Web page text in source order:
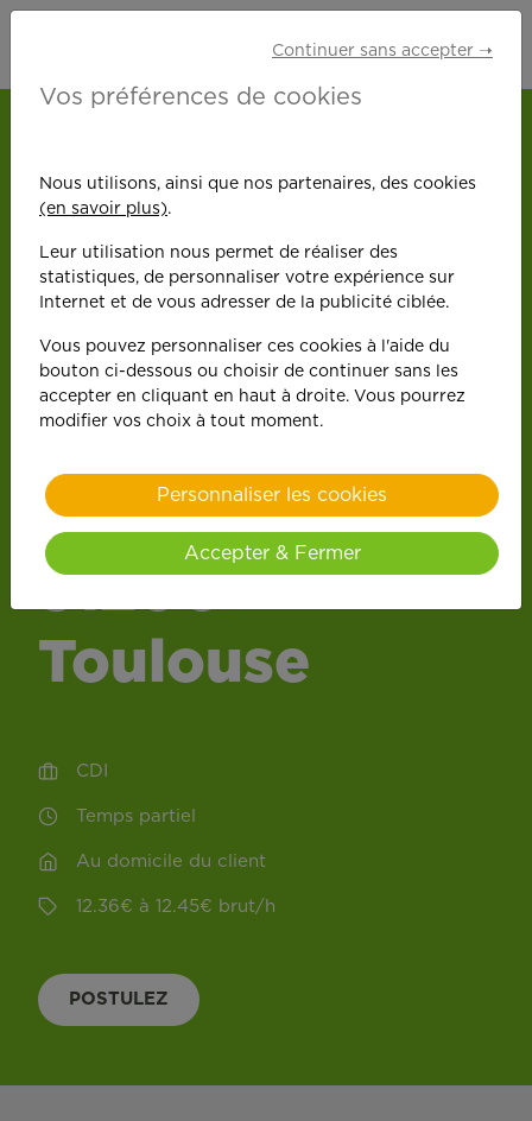
Retour
Assistant
ménager
Secteur
31200
Toulouse
Toulouse
CDI
Temps partiel
Au domicile du client
12.36€ à 12.45€ brut/ h
POSTULEZ
Continuer sans accepter ➝
Vos préférences de cookies
Nous utilisons, ainsi que nos partenaires, des cookies
(en savoir plus).
Leur utilisation nous permet de réaliser des
statistiques, de personnaliser votre expérience sur
Internet et de vous adresser de la publicité ciblée.
Vous pouvez personnaliser ces cookies à l'aide du
bouton ci-dessous ou choisir de continuer sans les
accepter en cliquant en haut à droite. Vous pourrez
modifier vos choix à tout moment.
Personnaliser les cookies
Accepter & Fermer